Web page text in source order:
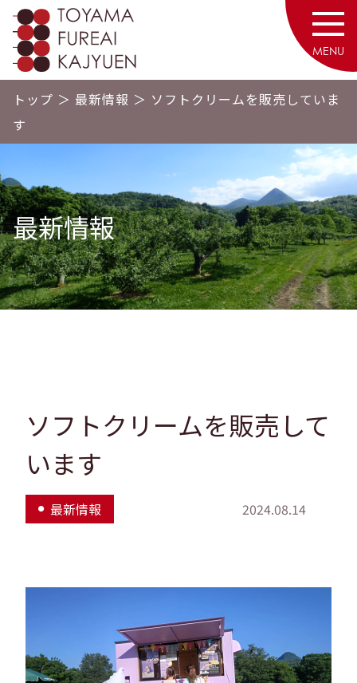
MENU
トップ ＞ 最新情報 ＞ ソフトクリームを販売していま
す
最新情報
ソフトクリームを販売して
います
最新情報 2024.08.14